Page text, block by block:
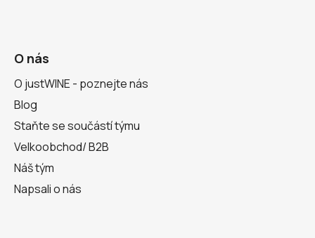
O nás
O justWINE - poznejte nás
Blog
Staňte se součástí týmu
Velkoobchod/ B2B
Náš tým
Napsali o nás